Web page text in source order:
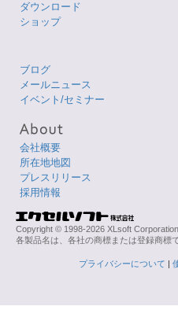
ダウンロード
ショップ
ブログ
メールニュース
イベント/セミナー
会社概要
所在地地図
プレスリリース
採用情報
Copyright © 1998-2026 XLsoft
各製品名は、各社の商標または登録商標で
プライバシーについて |